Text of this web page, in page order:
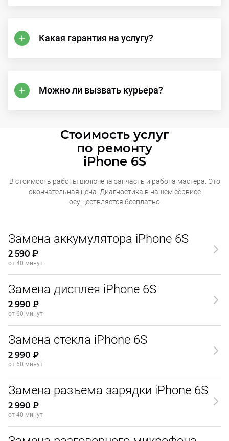
Какая гарантия на услугу?
Можно ли вызвать курьера?
Стоимость услуг
по ремонту
iPhone 6S
В стоимость работы включена запчасть и работа мастера. Это
окончательная цена. Диагностика в нашем сервисе
осуществляется бесплатно
Замена аккумулятора iPhone 6S
2 590 ₽
от 40 минут
Замена дисплея iPhone 6S
2 990 ₽
от 60 минут
Замена стекла iPhone 6S
2 990 ₽
от 60 минут
Замена разъема зарядки iPhone 6S
2 990 ₽
от 40 минут